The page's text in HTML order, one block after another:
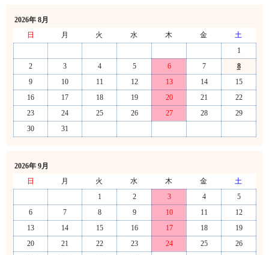
2026年 8月
日
月 火 水 木 金
土
1
2
3 4 5 6 7
8
9
10 11 12 13 14
15
16
17 18 19 20 21
22
23
24 25 26 27 28
29
30
31
2026年 9月
日
月 火 水 木 金
土
1
2 3 4
5
6
7 8 9 10 11
12
13
14 15 16 17 18
19
20
21 22 23 24 25
26